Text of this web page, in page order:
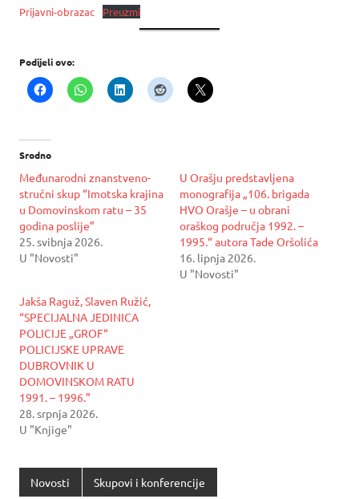
Prijavni-obrazac Preuzmi
Podijeli ovo:
Srodno
Međunarodni znanstveno-
stručni skup “Imotska krajina
u Domovinskom ratu – 35
godina poslije”
25. svibnja 2026.
U "Novosti"
U Orašju predstavljena
monografija „106. brigada
HVO Orašje – u obrani
oraškog područja 1992. –
1995.“ autora Tade Oršolića
16. lipnja 2026.
U "Novosti"
Jakša Raguž, Slaven Ružić,
“SPECIJALNA JEDINICA
POLICIJE „GROF“
POLICIJSKE UPRAVE
DUBROVNIK U
DOMOVINSKOM RATU
1991. – 1996.”
28. srpnja 2026.
U "Knjige"
Novosti Skupovi i konferencije